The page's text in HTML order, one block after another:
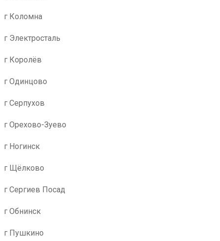
г Коломна
г Электросталь
г Королёв
г Одинцово
г Серпухов
г Орехово-Зуево
г Ногинск
г Щёлково
г Сергиев Посад
г Обнинск
г Пушкино